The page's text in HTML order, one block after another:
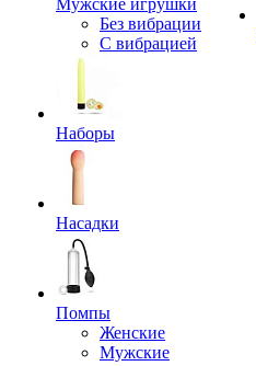
Мужские игрушки
Без вибрации
С вибрацией
Наборы
Насадки
Помпы
Женские
Мужские